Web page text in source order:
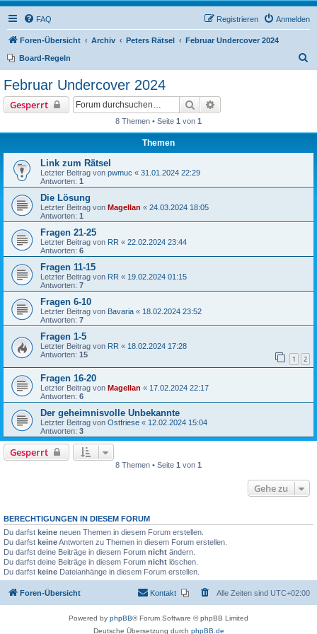
FAQ Anmelden
Registrieren
Foren-Übersicht Archiv Peters Rätsel Februar Undercover 2024
Board-Regeln
Februar Undercover 2024
Gesperrt Suche
8 Themen • Seite 1 von 1
Themen
Link zum Rätsel
Letzter Beitrag von pwmuc « 31.01.2024 22:29
Antworten: 1
Die Lösung
Letzter Beitrag von Magellan « 24.03.2024 18:05
Antworten: 1
Fragen 21-25
Letzter Beitrag von RR « 22.02.2024 23:44
Antworten: 6
Fragen 11-15
Letzter Beitrag von RR « 19.02.2024 01:15
Antworten: 7
Fragen 6-10
Letzter Beitrag von Bavaria « 18.02.2024 23:52
Antworten: 7
Fragen 1-5
Letzter Beitrag von RR « 18.02.2024 17:28
Antworten: 15 1 2
Fragen 16-20
Letzter Beitrag von Magellan « 17.02.2024 22:17
Antworten: 6
Der geheimnisvolle Unbekannte
Letzter Beitrag von Ostfriese « 12.02.2024 15:04
Antworten: 3
Gesperrt
8 Themen • Seite 1 von 1
Gehe zu
BERECHTIGUNGEN IN DIESEM FORUM
Du darfst keine neuen Themen in diesem Forum erstellen.
Du darfst keineAntworten zu Themen in diesem Forum erstellen.
Du darfst deine Beiträge in diesem Forum nicht ändern.
Du darfst deine Beiträge in diesem Forum nicht löschen.
Du darfst keine Dateianhänge in diesem Forum erstellen.
Foren-Übersicht Alle Zeiten sind UTC+02:00
Kontakt
Powered by phpBB® Forum Software © phpBB Limited
Deutsche Übersetzung durch phpBB.de